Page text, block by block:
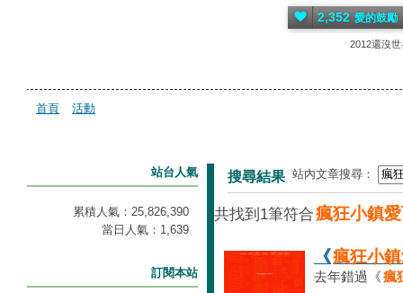
2012還沒
2,352 愛的鼓勵
首頁 活動
搜尋結果 站內文章搜尋：
共找到1筆符合瘋狂小鎮
《瘋狂小
去年錯過《瘋
站台人氣
累積人氣： 25,826,390
當日人氣： 1,639
訂閱本站